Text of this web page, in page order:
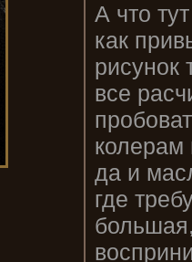
А что
как
рисунок
все
колерам
да и
где